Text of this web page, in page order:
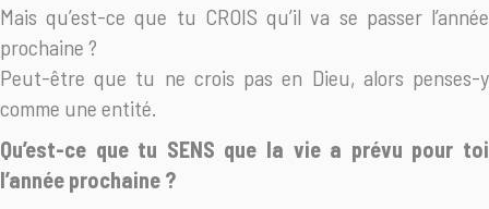
Mais qu’est-ce que tu CROIS qu’il va se passer l’année
prochaine ?
Peut-être que tu ne crois pas en Dieu, alors penses-y
comme une entité.
Qu’est-ce que tu SENS que la vie a prévu pour toi
l’année prochaine ?